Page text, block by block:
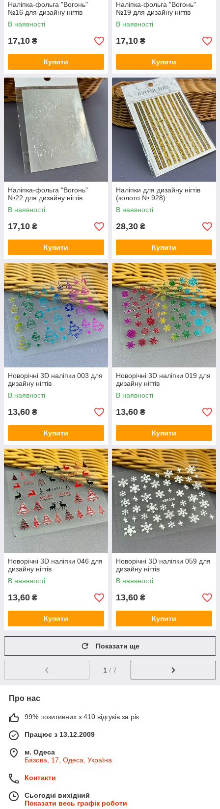
Наліпка-фольга "Вогонь"
№16 для дизайну нігтів
В наявності
17,10 ₴
Купити
Наліпка-фольга "Вогонь"
№19 для дизайну нігтів
В наявності
17,10 ₴
Купити
Наліпка-фольга "Вогонь"
№22 для дизайну нігтів
В наявності
17,10 ₴
Купити
Наліпки для дизайну нігтів
(золото № 928)
В наявності
28,30 ₴
Купити
Новорічні 3D наліпки 003 для
дизайну нігтів
В наявності
13,60 ₴
Купити
Новорічні 3D наліпки 019 для
дизайну нігтів
В наявності
13,60 ₴
Купити
Новорічні 3D наліпки 046 для
дизайну нігтів
В наявності
13,60 ₴
Купити
Новорічні 3D наліпки 059 для
дизайну нігтів
В наявності
13,60 ₴
Купити
Показати ще
1 / 7
Про нас
99% позитивних з 410 відгуків за рік
Працює з 13.12.2009
м. Одеса
Базова, 17, Одеса, Україна
Контакти
Сьогодні вихідний
Показати весь графік роботи